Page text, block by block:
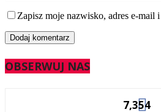
Zapisz moje nazwisko, adres e-mail
OBSERWUJ NAS
7,354